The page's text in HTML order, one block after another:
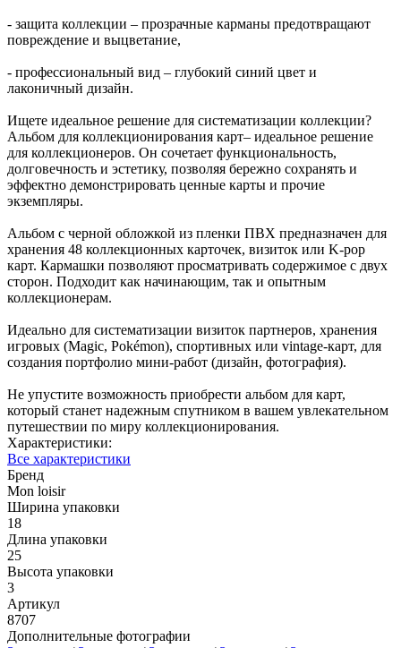
- защита коллекции – прозрачные карманы предотвращают
повреждение и выцветание,
- профессиональный вид – глубокий синий цвет и
лаконичный дизайн.
Ищете идеальное решение для систематизации коллекции?
Альбом для коллекционирования карт– идеальное решение
для коллекционеров. Он сочетает функциональность,
долговечность и эстетику, позволяя бережно сохранять и
эффектно демонстрировать ценные карты и прочие
экземпляры.
Альбом с черной обложкой из пленки ПВХ предназначен для
хранения 48 коллекционных карточек, визиток или K-pop
карт. Кармашки позволяют просматривать содержимое с двух
сторон. Подходит как начинающим, так и опытным
коллекционерам.
Идеально для систематизации визиток партнеров, хранения
игровых (Magic, Pokémon), спортивных или vintage-карт, для
создания портфолио мини-работ (дизайн, фотография).
Не упустите возможность приобрести альбом для карт,
который станет надежным спутником в вашем увлекательном
путешествии по миру коллекционирования.
Характеристики:
Все характеристики
Бренд
Mon loisir
Ширина упаковки
18
Длина упаковки
25
Высота упаковки
3
Артикул
8707
Дополнительные фотографии